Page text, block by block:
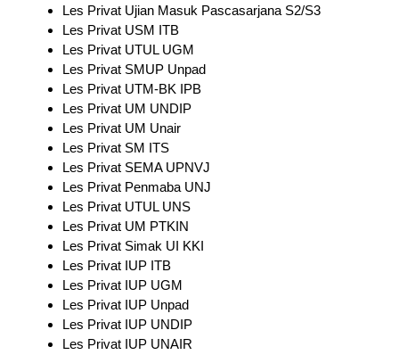
Les Privat Ujian Masuk Pascasarjana S2/S3
Les Privat USM ITB
Les Privat UTUL UGM
Les Privat SMUP Unpad
Les Privat UTM-BK IPB
Les Privat UM UNDIP
Les Privat UM Unair
Les Privat SM ITS
Les Privat SEMA UPNVJ
Les Privat Penmaba UNJ
Les Privat UTUL UNS
Les Privat UM PTKIN
Les Privat Simak UI KKI
Les Privat IUP ITB
Les Privat IUP UGM
Les Privat IUP Unpad
Les Privat IUP UNDIP
Les Privat IUP UNAIR